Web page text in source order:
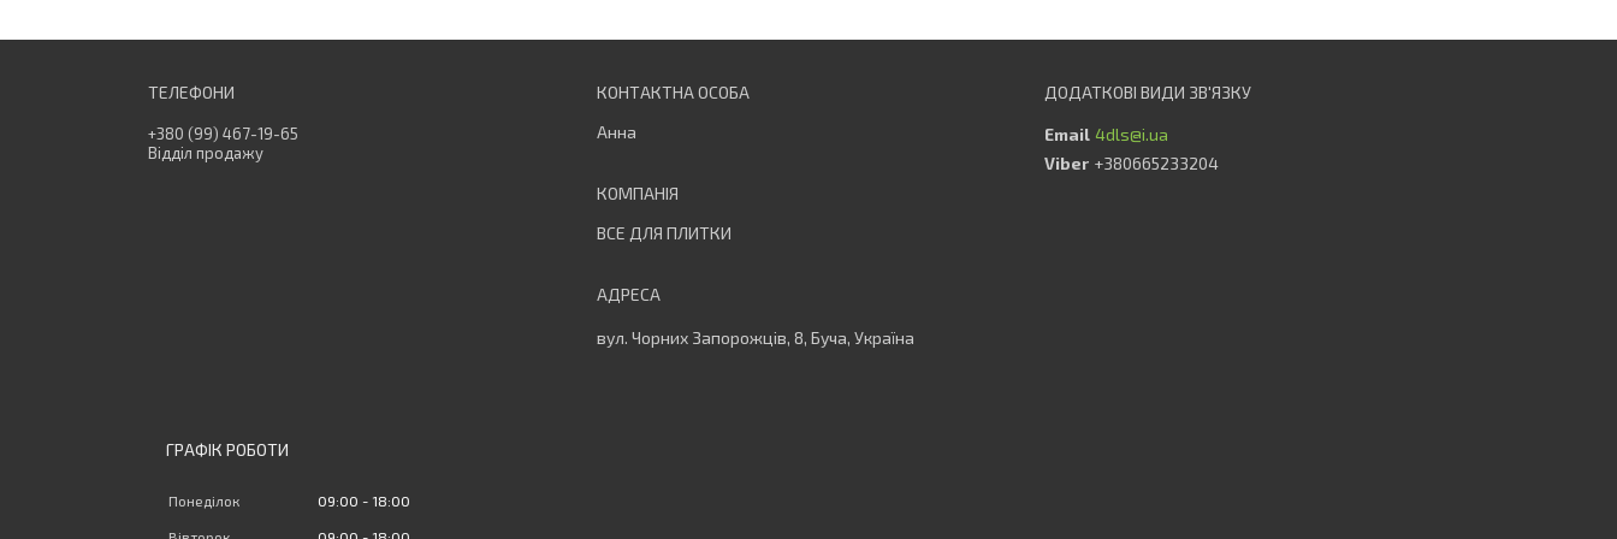
+380 (99) 467-19-65
Відділ продажу
Анна
ВСЕ ДЛЯ ПЛИТКИ
вул. Чорних Запорожців, 8, Буча, Україна
4dls@i.ua
+380665233204
ГРАФІК РОБОТИ
Понеділок 09:00 18:00